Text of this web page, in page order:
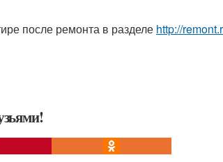
после ремонта в разделе http://